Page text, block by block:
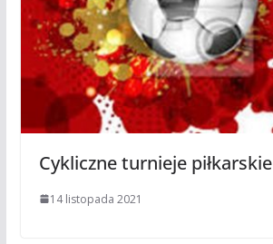
Cykliczne turnieje piłkarskie
14 listopada 2021